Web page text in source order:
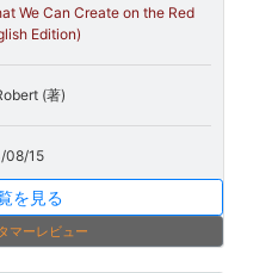
We Can Create on the Red
Edition)
(著)
08/15
を見る
マーレビュー